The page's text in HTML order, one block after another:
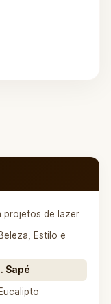
projetos de lazer
Estilo e
Sapé